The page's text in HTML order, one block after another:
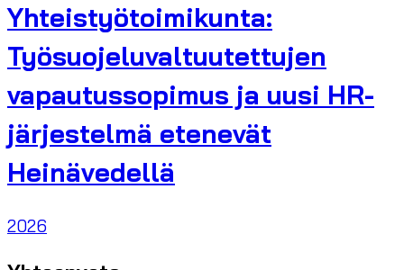
Yhteistyötoimikunta:
Työsuojeluvaltuutettujen
vapautussopimus ja uusi HR-
järjestelmä etenevät
Heinävedellä
2026